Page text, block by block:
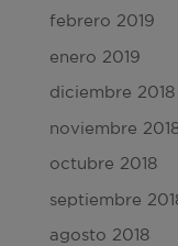
febrero 2019
enero 2019
diciembre 2018
noviembre
octubre 2018
septiembre
agosto 2018